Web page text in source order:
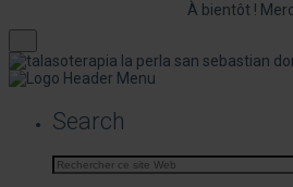
À bientôt !
Search